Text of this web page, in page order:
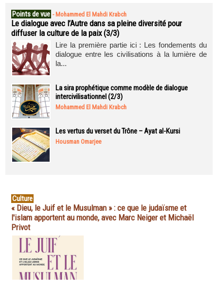
Points de vue - Mohammed El Mahdi Krabch
Le dialogue avec l’Autre dans sa pleine diversité pour
diffuser la culture de la paix (3/3)
Lire la première partie ici : Les fondements du
dialogue entre les civilisations à la lumière de
la...
La sira prophétique comme modèle de dialogue
intercivilisationnel (2/3)
Mohammed El Mahdi Krabch
Les vertus du verset du Trône – Ayat al-Kursi
Housman Omarjee
Culture
« Dieu, le Juif et le Musulman » : ce que le judaïsme et
l'islam apportent au monde, avec Marc Neiger et Michaël
Privot